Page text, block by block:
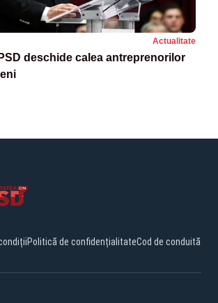
Actualitate
deschide calea antreprenorilor
Politică de confidențialitateCod de conduită